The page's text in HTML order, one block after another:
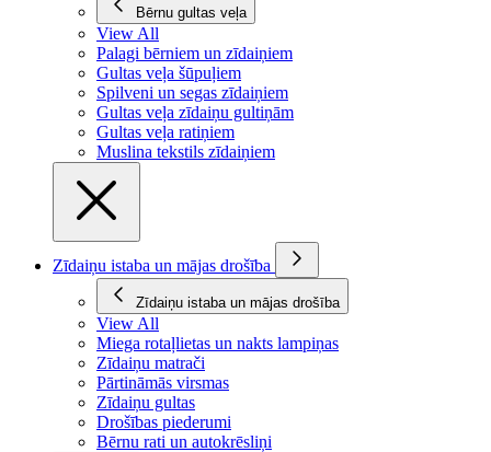
Bērnu gultas veļa
View All
Palagi bērniem un zīdaiņiem
Gultas veļa šūpuļiem
Spilveni un segas zīdaiņiem
Gultas veļa zīdaiņu gultiņām
Gultas veļa ratiņiem
Muslina tekstils zīdaiņiem
Zīdaiņu istaba un mājas drošība
Zīdaiņu istaba un mājas drošība
View All
Miega rotaļlietas un nakts lampiņas
Zīdaiņu matrači
Pārtināmās virsmas
Zīdaiņu gultas
Drošības piederumi
Bērnu rati un autokrēsliņi